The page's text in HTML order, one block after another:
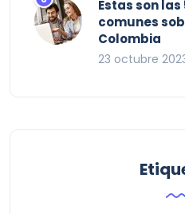
Estas son
comunes
Colombia
23 octubre